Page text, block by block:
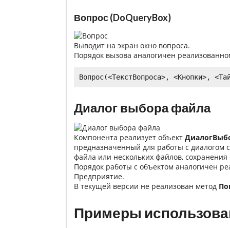
Вопрос (DoQueryBox)
Выводит на экран окно вопроса.
Порядок вызова аналогичен
Вопрос(<ТекстВопроса>, <Кнопки>,
Диалог выбора файла
Компонента реализует объект
предназначенный для работы с диалогом
файла или нескольких файлов,
Порядок работы с объектом аналогичен
Предприятие.
В текущей версии не реализован метод
Примеры